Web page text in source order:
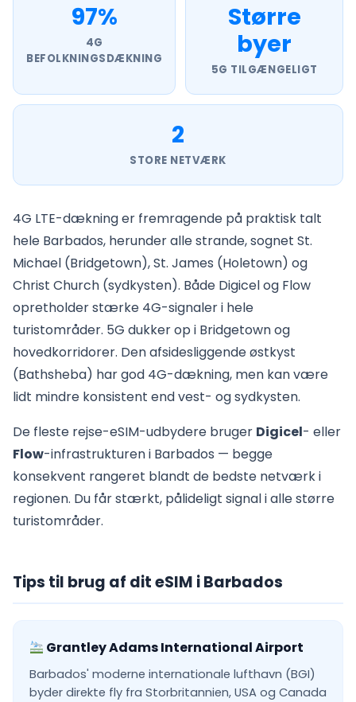
97%
4G
BEFOLKNINGSDÆKNING
Større
byer
5G TILGÆNGELIGT
2
STORE NETVÆRK
4G LTE-dækning er fremragende på praktisk talt
hele Barbados, herunder alle strande, sognet St.
Michael (Bridgetown), St. James (Holetown) og
Christ Church (sydkysten). Både Digicel og Flow
opretholder stærke 4G-signaler i hele
turistområder. 5G dukker op i Bridgetown og
hovedkorridorer. Den afsidesliggende østkyst
(Bathsheba) har god 4G-dækning, men kan være
lidt mindre konsistent end vest- og sydkysten.
De fleste rejse-eSIM-udbydere bruger Digicel- eller
Flow-infrastrukturen i Barbados — begge
konsekvent rangeret blandt de bedste netværk i
regionen. Du får stærkt, pålideligt signal i alle større
turistområder.
Tips til brug af dit eSIM i Barbados
Grantley Adams International Airport
Barbados' moderne internationale lufthavn (BGI)
byder direkte fly fra Storbritannien, USA og Canada